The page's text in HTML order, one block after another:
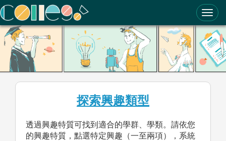
ColleGo! 大學選才與高中育才輔助系統
探索興趣類型
透過興趣特質可找到適合的學群、學類。請依您
的興趣特質，點選特定興趣（一至兩項），系統